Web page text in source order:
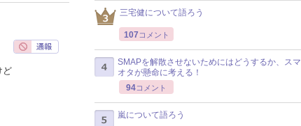
ど
三宅健について語ろう
107 コメント
SMAPを解散させないためにはどうするか、スマ
オタが懸命に考える！
94コメント
嵐について語ろう